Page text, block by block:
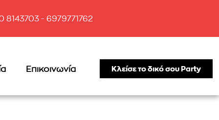
8143703 - 6979771762
Επικοινωνία Κλείσε το δικό σου Party